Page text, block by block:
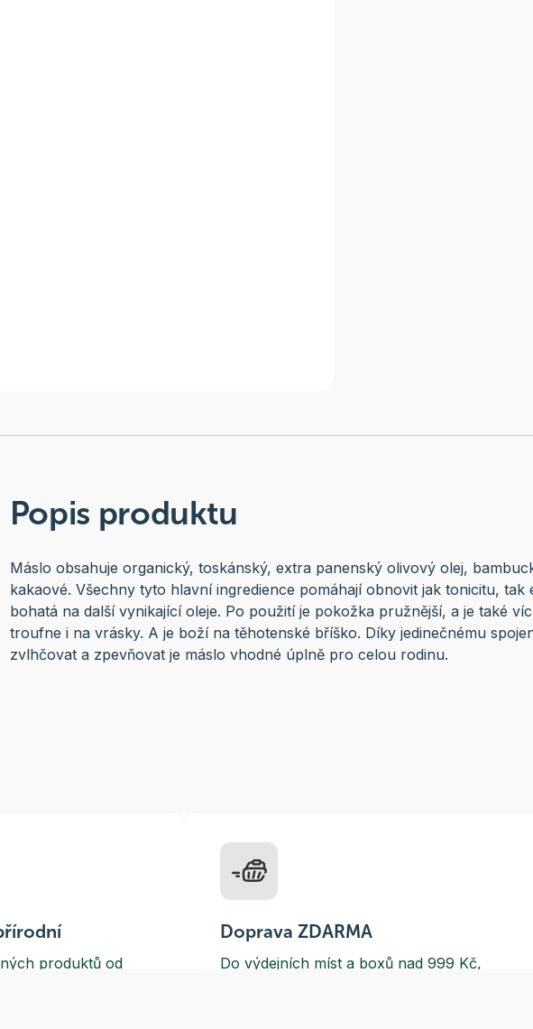
Popis produktu
Máslo obsahuje organický, toskánský, extra panenský olivový olej,
kakaové. Všechny tyto hlavní ingredience pomáhají obnovit jak tonicitu, tak
bohatá na další vynikající oleje. Po použití je pokožka pružnější, a je také
troufne i na vrásky. A je boží na těhotenské bříško. Díky jedinečnému
zvlhčovat a zpevňovat je máslo vhodné úplně pro celou rodinu.
produktů od
Doprava ZDARMA
Do výdejních míst a boxů nad 999 Kč,